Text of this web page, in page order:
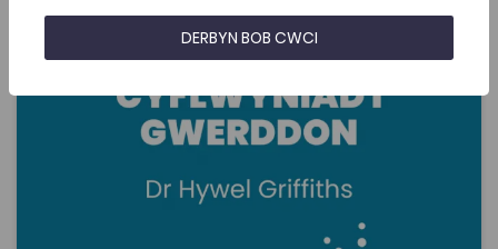
Cyflwyniad i Gwerddon
Dyddiad cyhoeddi: 2026 Add to
Cymraeg Yn Unig
Rhaglen Sgiliau Ymchwil
Gwerddon
DERBYN BOB CWCI